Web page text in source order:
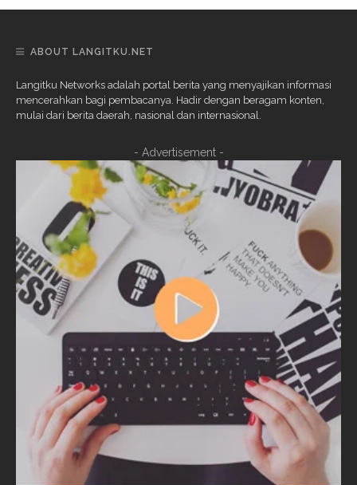
ABOUT LANGITKU.NET
Langitku Networks adalah portal berita yang menyajikan informasi
mencerahkan bagi pembacanya. Hadir dengan beragam konten,
mulai dari berita daerah, nasional dan internasional.
- Advertisement -